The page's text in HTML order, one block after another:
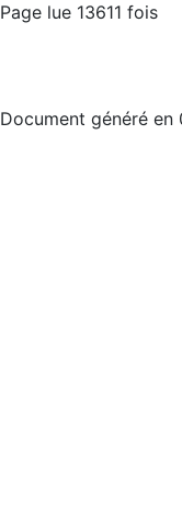
Page lue 13611 fois
Document généré en